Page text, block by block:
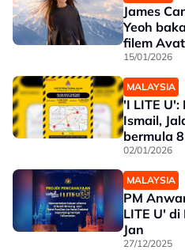
James
Yeoh
filem
15/01/2026
MALAYSIA
'I LITE
Ismail,
bermula
02/01/2026
MALAYSIA
PM
LITE U'
Jan
27/12/2025